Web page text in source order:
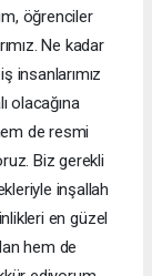
öğrenciler
Ne kadar
insanlarımız
olacağına
de resmi
Biz gerekli
inşallah
en güzel
hem de